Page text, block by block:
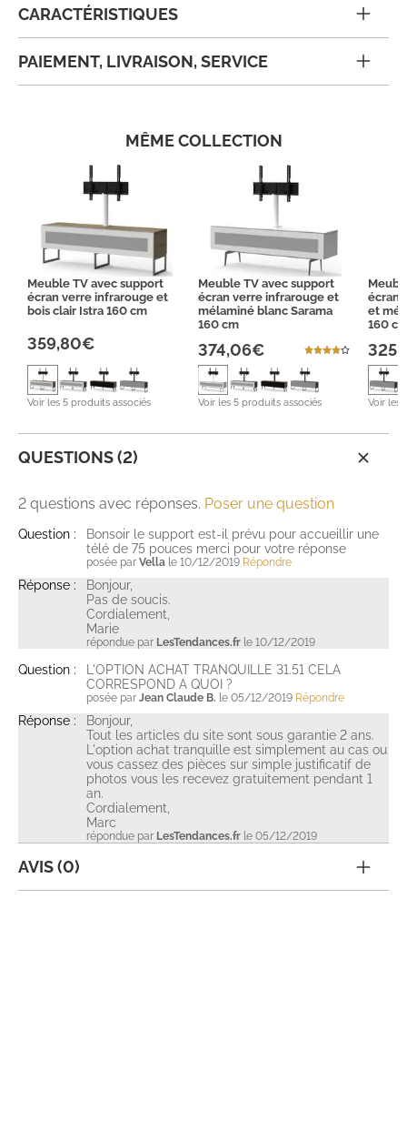
CARACTÉRISTIQUES
PAIEMENT, LIVRAISON, SERVICE
MÊME COLLECTION
Meuble TV avec support
écran verre infrarouge et
bois clair Istra 160 cm
359,80€
Voir les 5 produits associés
Meuble TV avec support
écran verre infrarouge et
mélaminé blanc Sarama
160 cm
374,06€
Voir les 5 produits associés
écran
et
160
Voir les
QUESTIONS (2)
2 questions avec réponses. Poser une question
Question :
Bonsoir le support est-il prévu pour accueillir une
télé de 75 pouces merci pour votre réponse
posée par Vella le 10/12/2019 Répondre
Réponse :
Bonjour,
Pas de soucis.
Cordialement,
Marie
répondue par LesTendances.fr le 10/12/2019
Question :
L'OPTION ACHAT TRANQUILLE 31.51 CELA
CORRESPOND A QUOI ?
posée par Jean Claude B. le 05/12/2019 Répondre
Réponse :
Bonjour,
Tout les articles du site sont sous garantie 2 ans.
L'option achat tranquille est simplement au cas ou
vous cassez des pièces sur simple justificatif de
photos vous les recevez gratuitement pendant 1
an.
Cordialement,
Marc
répondue par LesTendances.fr le 05/12/2019
AVIS (0)